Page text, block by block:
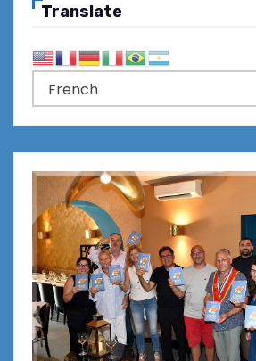
Translate